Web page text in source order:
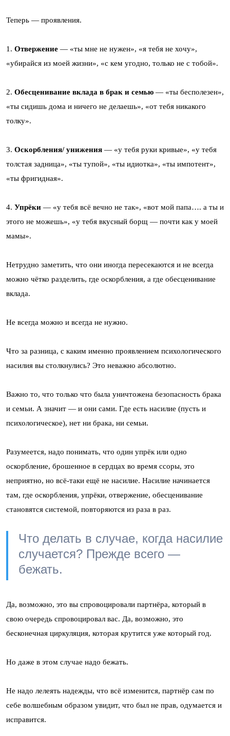
Теперь — проявления.
1. Отвержение — «ты мне не нужен», «я тебя не хочу»,
«убирайся из моей жизни», «с кем угодно, только не с тобой».
2. Обесценивание вклада в брак и семью — «ты бесполезен»,
«ты сидишь дома и ничего не делаешь», «от тебя никакого
толку».
3. Оскорбления/ унижения — «у тебя руки кривые», «у тебя
толстая задница», «ты тупой», «ты идиотка», «ты импотент»,
«ты фригидная».
4. Упрёки — «у тебя всё вечно не так», «вот мой папа…. а ты и
этого не можешь», «у тебя вкусный борщ — почти как у моей
мамы».
Нетрудно заметить, что они иногда пересекаются и не всегда
можно чётко разделить, где оскорбления, а где обесценивание
вклада.
Не всегда можно и всегда не нужно.
Что за разница, с каким именно проявлением психологического
насилия вы столкнулись? Это неважно абсолютно.
Важно то, что только что была уничтожена безопасность брака
и семьи. А значит — и они сами. Где есть насилие (пусть и
психологическое), нет ни брака, ни семьи.
Разумеется, надо понимать, что один упрёк или одно
оскорбление, брошенное в сердцах во время ссоры, это
неприятно, но всё-таки ещё не насилие. Насилие начинается
там, где оскорбления, упрёки, отвержение, обесценивание
становятся системой, повторяются из раза в раз.
Что делать в случае, когда насилие
случается? Прежде всего —
бежать.
Да, возможно, это вы спровоцировали партнёра, который в
свою очередь спровоцировал вас. Да, возможно, это
бесконечная циркуляция, которая крутится уже который год.
Но даже в этом случае надо бежать.
Не надо лелеять надежды, что всё изменится, партнёр сам по
себе волшебным образом увидит, что был не прав, одумается и
исправится.